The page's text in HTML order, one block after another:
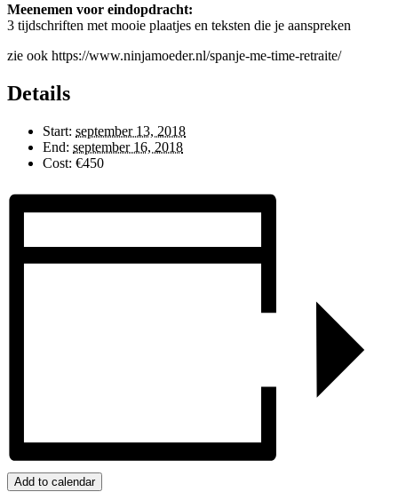
Meenemen voor eindopdracht:
3 tijdschriften met mooie plaatjes en teksten die je aanspreken
zie ook https://www.ninjamoeder.nl/spanje-me-time-retraite/
Details
Start: september 13, 2018
End: september 16, 2018
Cost: €450
Add to calendar